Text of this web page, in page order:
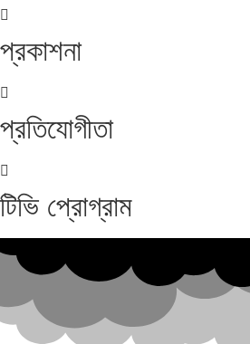
প্রকাশনা
প্রতিযোগীতা
টিভি প্রোগ্রাম